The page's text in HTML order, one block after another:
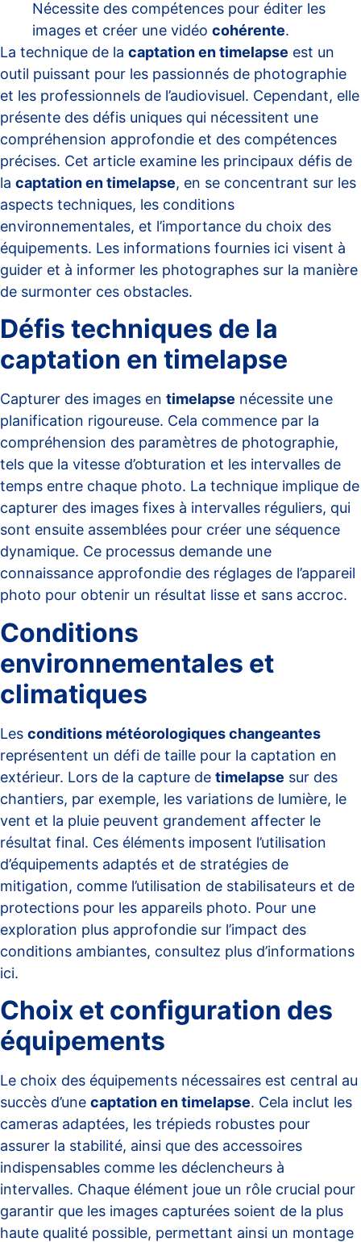
Nécessite des compétences pour éditer les
images et créer une vidéo cohérente.
La technique de la captation en timelapse est un
outil puissant pour les passionnés de photographie
et les professionnels de l’audiovisuel. Cependant, elle
présente des défis uniques qui nécessitent une
compréhension approfondie et des compétences
précises. Cet article examine les principaux défis de
la captation en timelapse, en se concentrant sur les
aspects techniques, les conditions
environnementales, et l’importance du choix des
équipements. Les informations fournies ici visent à
guider et à informer les photographes sur la manière
de surmonter ces obstacles.
Défis techniques de la
captation en timelapse
Capturer des images en timelapse nécessite une
planification rigoureuse. Cela commence par la
compréhension des paramètres de photographie,
tels que la vitesse d’obturation et les intervalles de
temps entre chaque photo. La technique implique de
capturer des images fixes à intervalles réguliers, qui
sont ensuite assemblées pour créer une séquence
dynamique. Ce processus demande une
connaissance approfondie des réglages de l’appareil
photo pour obtenir un résultat lisse et sans accroc.
Conditions
environnementales et
climatiques
Les conditions météorologiques changeantes
représentent un défi de taille pour la captation en
extérieur. Lors de la capture de timelapse sur des
chantiers, par exemple, les variations de lumière, le
vent et la pluie peuvent grandement affecter le
résultat final. Ces éléments imposent l’utilisation
d’équipements adaptés et de stratégies de
mitigation, comme l’utilisation de stabilisateurs et de
protections pour les appareils photo. Pour une
exploration plus approfondie sur l’impact des
conditions ambiantes, consultez plus d’informations
ici.
Choix et configuration des
équipements
Le choix des équipements nécessaires est central au
succès d’une captation en timelapse. Cela inclut les
cameras adaptées, les trépieds robustes pour
assurer la stabilité, ainsi que des accessoires
indispensables comme les déclencheurs à
intervalles. Chaque élément joue un rôle crucial pour
garantir que les images capturées soient de la plus
haute qualité possible, permettant ainsi un montage